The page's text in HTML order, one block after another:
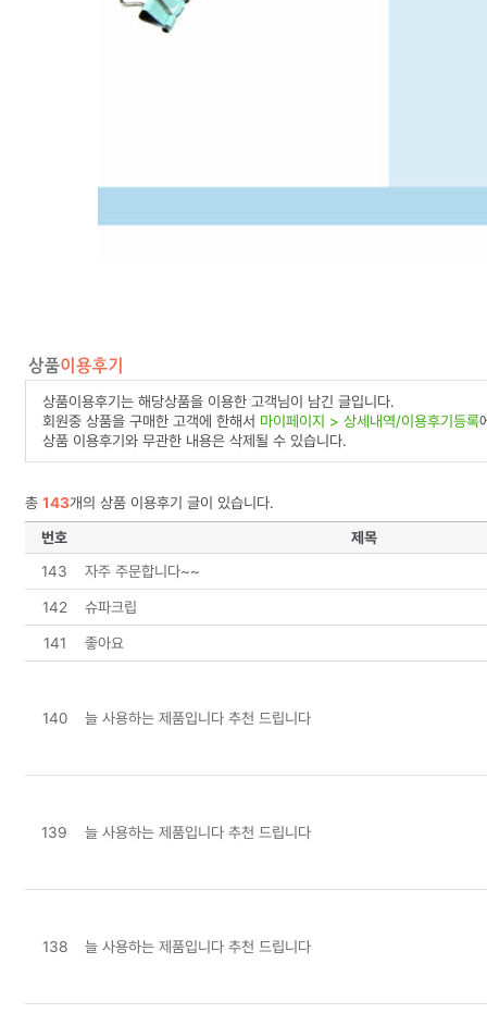
상품이용후기는 해당상품을 이용한 고객님이 남긴 글입니다.
회원중 상품을 구매한 고객에 한해서 마이페이지 > 상세내역/이용후기등록
상품 이용후기와 무관한 내용은 삭제될 수 있습니다.
총 143개의 상품 이용후기 글이 있습니다.
번호
제목
143
자주 주문합니다~~
142 슈파크립
141 좋아요
140 늘 사용하는 제품입니다 추천 드립니다
139 늘 사용하는 제품입니다 추천 드립니다
138 늘 사용하는 제품입니다 추천 드립니다